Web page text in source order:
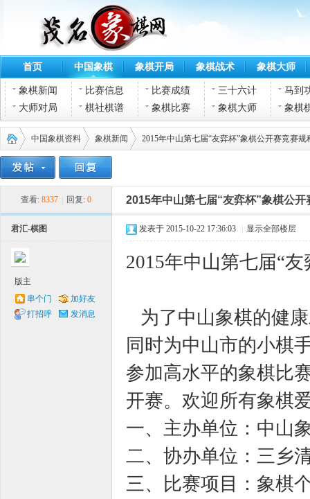
首页 中国象棋 象棋开局 象棋战术 象棋大师
象棋新闻 比赛信息 比赛成绩 三十六计
马到
大师对局
棋社棋谱 象棋比赛 象棋大师 象棋
中国象棋资料
›
象棋新闻
›
2015年中山第七届“友弈杯”象棋公开赛竞赛规
查看: 8337 回复: 0 2015年中山第七届“友弈杯”象棋公开
君汇-棋图
版主
串个门
加好友
打招呼
发消息
发表于 2015-10-22 17:36:03 显示全部楼层
2015年中山第七届“
为了中山象棋的健
同时为中山市的小棋
参加高水平的象棋比
开赛。欢迎所有象棋
一、主办单位：中山
二、协办单位：三乡
三、比赛项目：象棋